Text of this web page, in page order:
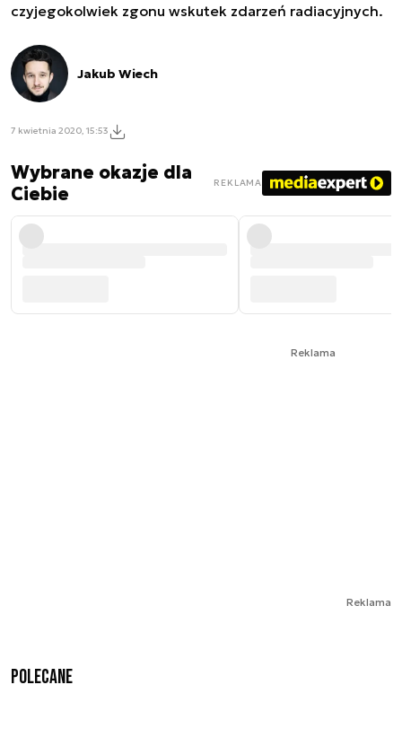
czyjegokolwiek zgonu wskutek zdarzeń radiacyjnych.
Jakub Wiech
7 kwietnia 2020, 15:53
Wybrane okazje dla
Ciebie
REKLAMA
Reklama
Reklama
Polecane